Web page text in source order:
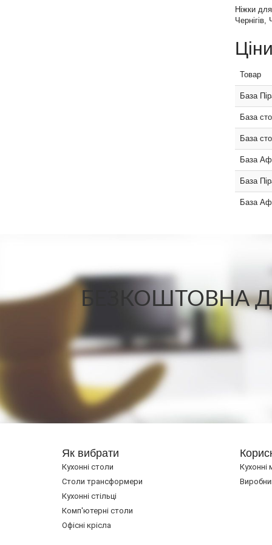
Ніжки
Товар
База
База
База
База
База
База
БЕЗКОШТОВНА
Як вибрати
Кухонні столи
Cтоли трансформери
Кухонні стільці
Комп'ютерні столи
Офісні крісла
Кухонні